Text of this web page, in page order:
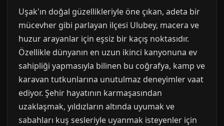
Uşak'ın doğal güzellikleriyle öne çıkan, adeta bir
mücevher gibi parlayan ilçesi Ulubey, macera ve
huzur arayanlar için eşsiz bir kaçış noktasıdır.
Özellikle dünyanın en uzun ikinci kanyonuna ev
sahipliği yapmasıyla bilinen bu coğrafya, kamp ve
karavan tutkunlarına unutulmaz deneyimler vaat
ediyor. Şehir hayatının karmaşasından
uzaklaşmak, yıldızların altında uyumak ve
sabahları kuş sesleriyle uyanmak isteyenler için